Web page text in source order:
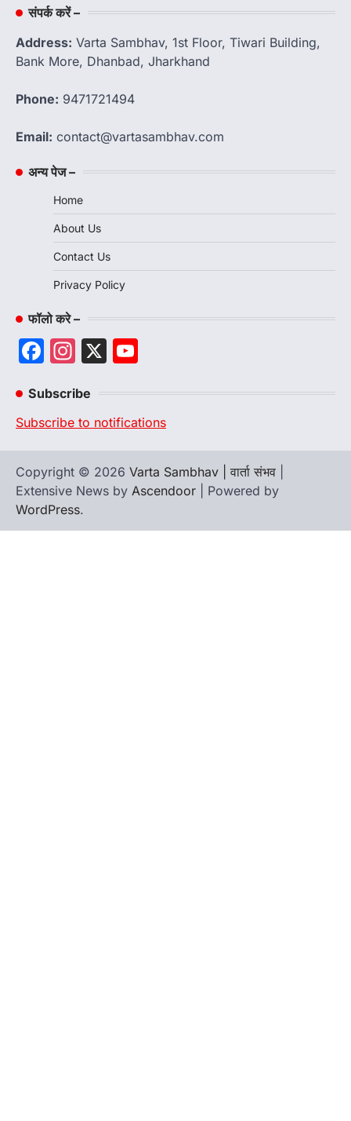
संपर्क करें –
Address: Varta Sambhav, 1st Floor, Tiwari Building,
Bank More, Dhanbad, Jharkhand
Phone: 9471721494
Email: contact@vartasambhav.com
अन्य पेज –
Home
About Us
Contact Us
Privacy Policy
फॉलो करे –
Facebook
Instagram
X
Subscribe
Subscribe to notifications
Copyright © 2026 Varta Sambhav | वार्ता संभव
Extensive News by Ascendoor | Powered by
WordPress.